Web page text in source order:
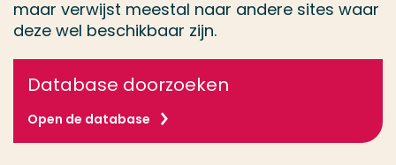
maar verwijst meestal naar andere sites waar
deze wel beschikbaar zijn.
Database doorzoeken
Open de database